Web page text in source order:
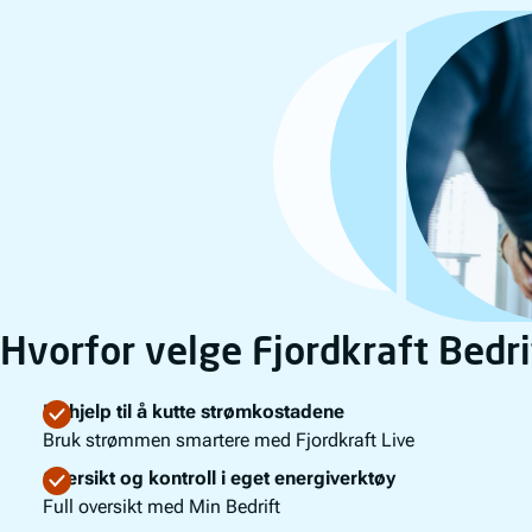
Hvorfor velge Fjordkraft
Få hjelp til å kutte strømkostadene
Bruk strømmen smartere med Fjordkraft Live
Oversikt og kontroll i eget energiverktøy
Full oversikt med Min Bedrift